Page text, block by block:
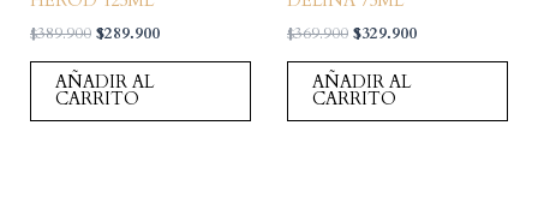
$389.900 El
original
era:
$289.900El
AÑADIR AL
CARRITO
$369.900 El
original
era:
$329.900El
AÑADIR AL
CARRITO